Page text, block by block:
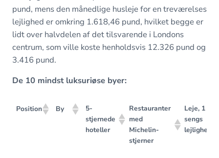
pund, mens den månedlige husleje for en treværelses
lejlighed er omkring 1.618,46 pund, hvilket begge er
lidt over halvdelen af det tilsvarende i Londons
centrum, som ville koste henholdsvis 12.326 pund og
3.416 pund.
De 10 mindst luksuriøse byer:
Position By
5-
stjernede
hoteller
Restauranter
med
Michelin-
stjerner
Leje, 1
sengs
lejlighed